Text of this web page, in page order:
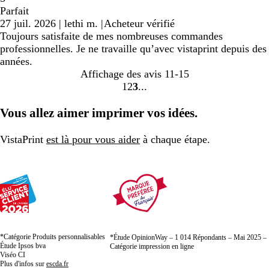
Parfait
27 juil. 2026 | lethi m. |Acheteur vérifié
Toujours satisfaite de mes nombreuses commandes
professionnelles. Je ne travaille qu’avec vistaprint depuis des
années.
Affichage des avis 11-15
Accéder
la
1 Accéder
la
2 Accéder
la
3
Vous allez aimer imprimer vos idées.
VistaPrint est là pour vous aider à chaque étape.
*Catégorie Produits personnalisables
Étude Ipsos bva
Viséo CI
Plus d'infos sur escda.fr
*Étude OpinionWay – 1 014 Répondants – Mai 2025 –
Catégorie impression en ligne